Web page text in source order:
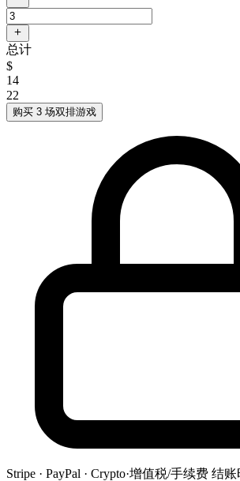
总计
$
14
22
购买 3 场双排游戏
Stripe · PayPal · Crypto·增值税/手续费 结账